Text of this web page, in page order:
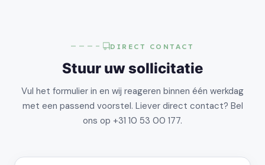
DIRECT CONTACT
Stuur uw sollicitatie
Vul het formulier in en wij reageren binnen één werkdag
met een passend voorstel. Liever direct contact? Bel
ons op +31 10 53 00 177.